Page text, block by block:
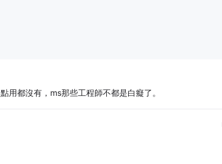
用都沒有，ms那些工程師不都是白癡了。